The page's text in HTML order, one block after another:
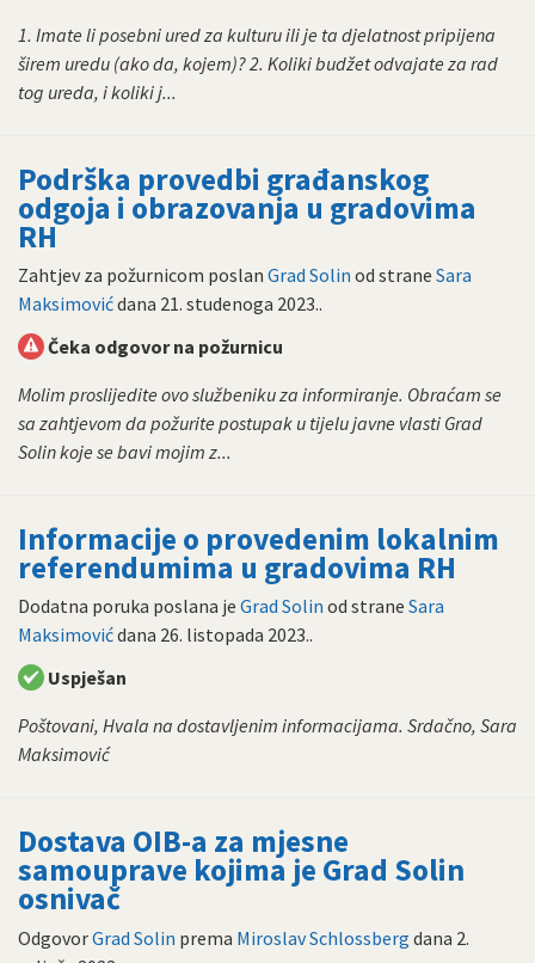
1. Imate li posebni ured za kulturu ili je ta djelatnost pripijena
širem uredu (ako da, kojem)? 2. Koliki budžet odvajate za rad
tog ureda, i koliki j...
Podrška provedbi građanskog
odgoja i obrazovanja u gradovima
RH
Zahtjev za požurnicom poslan Grad Solin od strane Sara
Maksimovićdana 21. studenoga 2023..
Čeka odgovor na požurnicu
Molim proslijedite ovo službeniku za informiranje. Obraćam se
sa zahtjevom da požurite postupak u tijelu javne vlasti Grad
Solin koje se bavi mojim z...
Informacije o provedenim lokalnim
referendumima u gradovima RH
Dodatna poruka poslana je Grad Solin od strane Sara
Maksimovićdana 26. listopada 2023..
Uspješan
Poštovani, Hvala na dostavljenim informacijama. Srdačno, Sara
Maksimović
Dostava OIB-a za mjesne
samouprave kojima je Grad Solin
osnivač
OdgovorGrad Solin prema Miroslav Schlossberg dana 2.